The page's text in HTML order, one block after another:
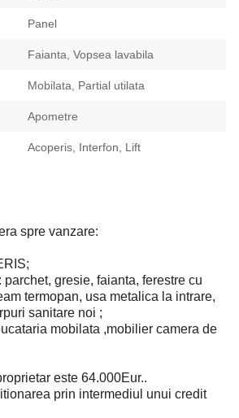
Panel
Faianta, Vopsea lavabila
Mobilata, Partial utilata
Apometre
Acoperis, Interfon, Lift
spre vanzare:
gresie, faianta, ferestre cu
termopan, usa metalica la intrare,
sanitare noi ;
mobilata ,mobilier camera de
este 64.000Eur..
prin intermediul unui credit